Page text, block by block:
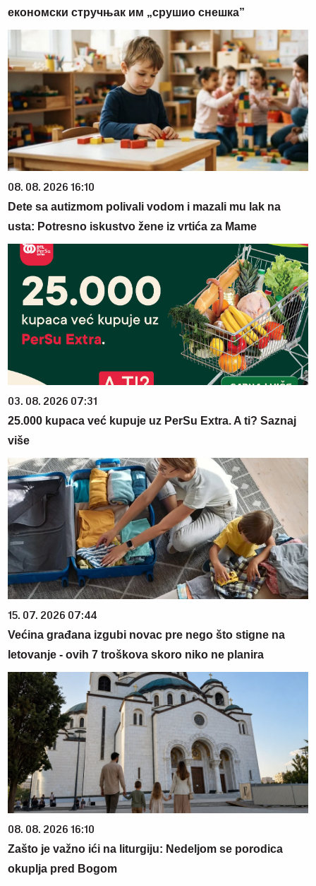
економски стручњак им „срушио снешка”
08. 08. 2026 16:10
Dete sa autizmom polivali vodom i mazali mu lak na
usta: Potresno iskustvo žene iz vrtića za Mame
03. 08. 2026 07:31
25.000 kupaca već kupuje uz PerSu Extra. A ti? Saznaj
više
15. 07. 2026 07:44
Većina građana izgubi novac pre nego što stigne na
letovanje - ovih 7 troškova skoro niko ne planira
08. 08. 2026 16:10
Zašto je važno ići na liturgiju: Nedeljom se porodica
okuplja pred Bogom